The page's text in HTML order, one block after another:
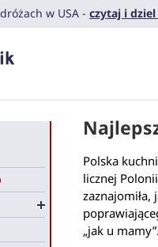
w USA - czytaj i
Polska
licznej
zaznajomiła,
„jak u mamy”.